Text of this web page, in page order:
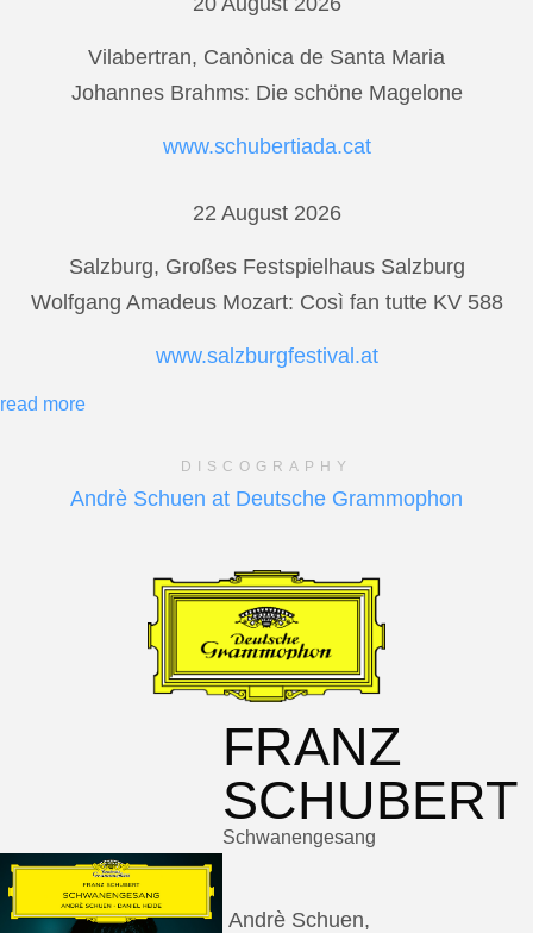
Vilabertran, Canònica de Santa Maria
Johannes Brahms: Die schöne Magelone
www.schubertiada.cat
22 August 2026
Salzburg, Großes Festspielhaus Salzburg
Wolfgang Amadeus Mozart: Così fan tutte KV 588
www.salzburgfestival.at
read more
DISCOGRAPHY
Andrè Schuen at Deutsche Grammophon
FRANZ
SCHUBERT
Schwanengesang
Andrè Schuen,